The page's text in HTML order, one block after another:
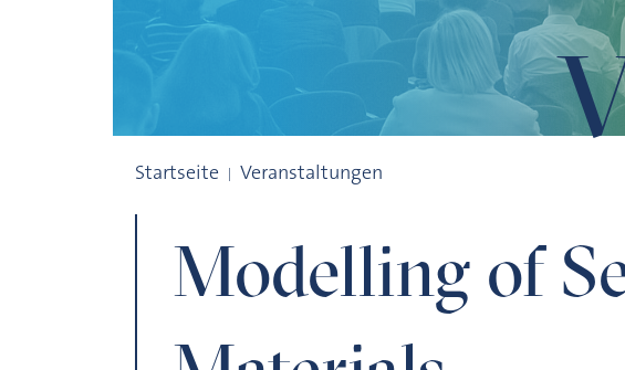
Startseite Veranstaltungen
Modelling of